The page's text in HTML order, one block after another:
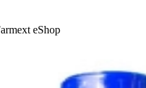
eShop